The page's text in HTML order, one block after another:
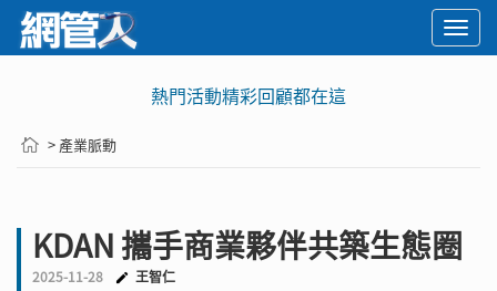
熱門活動精彩回顧都在這
> 產業脈動
KDAN 攜手商業夥伴共築生態圈
2025-11-28 王智仁